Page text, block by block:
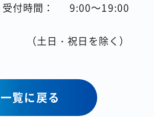
受付時間： 9:00～19:00
（土日・祝日を除く）
一覧に戻る